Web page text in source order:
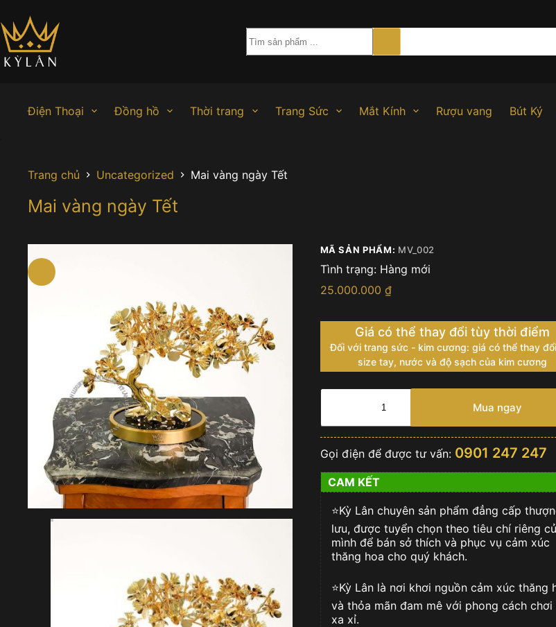
đến
phần
nội
dung
Điện Thoại Đồng hồ Thời trang Trang Sức Mắt Kính Rượu vang Bút Ký
Trang chủ Uncategorized Mai vàng ngày Tết
Mai vàng ngày Tết
MÃ SẢN PHẨM: MV_002
Tình trạng: Hàng mới
25.000.000 ₫
Giá có thể thay đổi tùy thời điểm
Đối với trang sức - kim cương: giá có thể thay
size tay, nước và độ sạch của kim cương
Mai
số
lượng
Mua ngay
Gọi điện để được tư vấn: 0901 247 247
CAM KẾT
⭐️Kỳ Lân chuyên sản phẩm đẳng cấp
lưu, được tuyển chọn theo tiêu chí riêng
mình để bán sở thích và phục vụ cảm xúc
thăng hoa cho quý khách.
⭐️Kỳ Lân là nơi khơi nguồn cảm xúc thăng
và thỏa mãn đam mê với phong cách chơi
xa xỉ.